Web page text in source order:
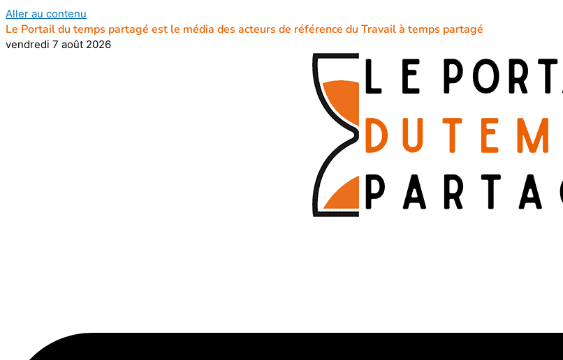
Aller au contenu
Le Portail du temps partagé est le média des acteurs de référence du Travail à temps partagé
vendredi 7 août 2026